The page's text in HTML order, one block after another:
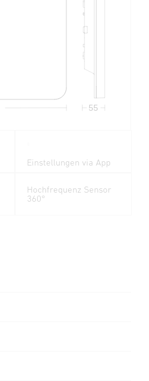
55
Einstellungen via App
Hochfrequenz Sensor
360°